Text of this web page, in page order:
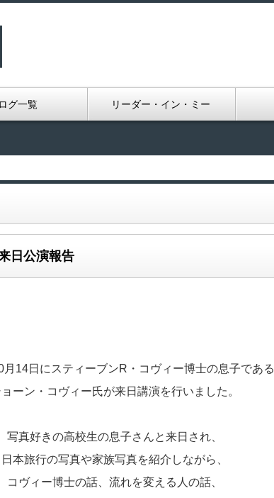
グ一覧 リーダー・イン・ミー
日公演報告
月14日にスティーブンR・コヴィー博士の息子である
ョーン・コヴィー氏が来日講演を行いました。
写真好きの高校生の息子さんと来日され、
日本旅行の写真や家族写真を紹介しながら、
コヴィー博士の話、流れを変える人の話、